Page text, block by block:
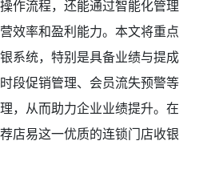
作流程，还能通过智能化管理
效率和盈利能力。本文将重点
系统，特别是具备业绩与提成
段促销管理、会员流失预警等
，从而助力企业业绩提升。在
店易这一优质的连锁门店收银